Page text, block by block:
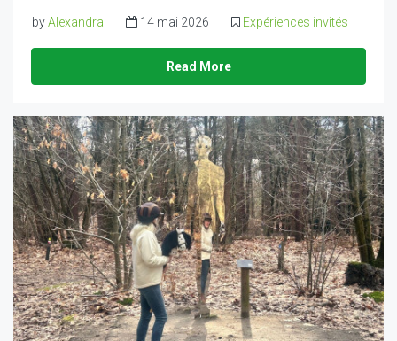
byAlexandra 14 mai 2026 Expériences invités
Read More